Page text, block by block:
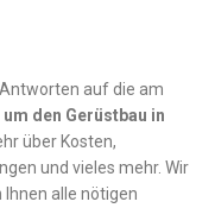
auf die am
den Gerüstbau in
über Kosten,
und vieles mehr. Wir
alle nötigen